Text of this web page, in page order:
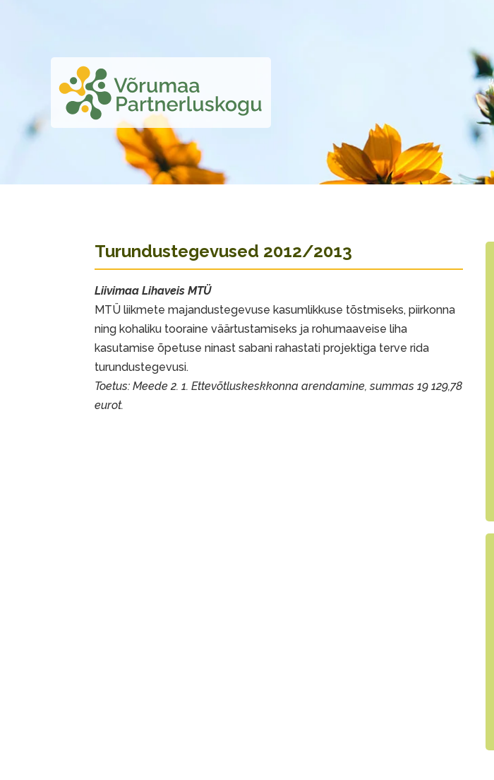
Turundustegevused 2012/2013
Liivimaa Lihaveis MTÜ
MTÜ liikmete majandustegevuse kasumlikkuse tõstmiseks, piirkonna
ning kohaliku tooraine väärtustamiseks ja rohumaaveise liha
kasutamise õpetuse ninast sabani rahastati projektiga terve rida
turundustegevusi.
Toetus: Meede 2. 1. Ettevõtluskeskkonna arendamine, summas 19 129,78
eurot.